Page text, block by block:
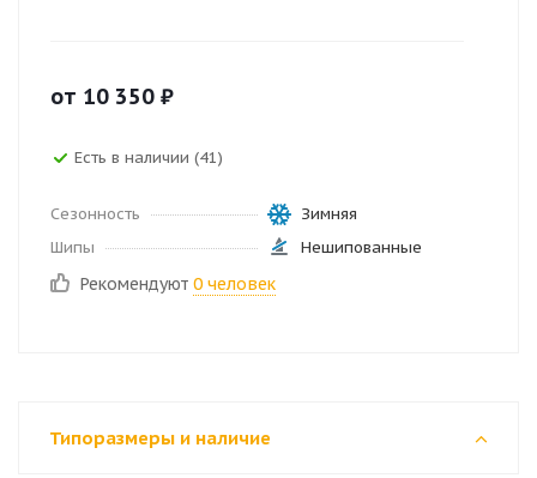
от 10 350 ₽
Есть в наличии (41)
Сезонность
Зимняя
Шипы
Нешипованные
Рекомендуют 0 человек
Типоразмеры и наличие